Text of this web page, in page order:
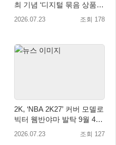
최 기념 ‘디지털 묶음 상품’
공개
2026.07.23 조회 178
2K, ‘NBA 2K27’ 커버 모델로
빅터 웸반야마 발탁 9월 4일
전 세계 출시!
2026.07.23 조회 127